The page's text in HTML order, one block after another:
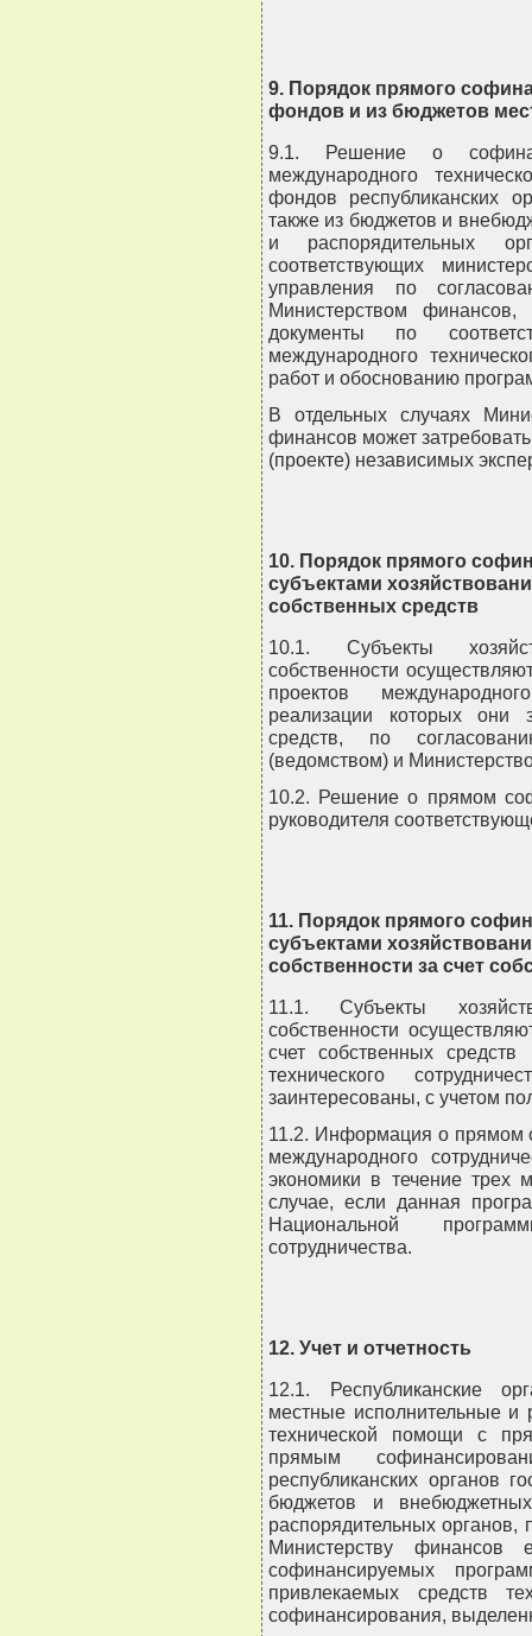
9. Порядок прямого
фондов и из бюджетов
9.1. Решение о
международного
фондов республиканских
также из бюджетов и
и распорядительных
соответствующих
управления по
Министерством
документы по
международного
работ и обоснованию
В отдельных случаях
финансов может
(проекте) независимых
10. Порядок прямого
субъектами
собственных средств
10.1. Субъекты
собственности
проектов
реализации которых они
средств, по
(ведомством) и
10.2. Решение о прямом
руководителя
11. Порядок прямого
субъектами
собственности за счет
11.1. Субъекты
собственности
счет собственных
технического
заинтересованы, с учетом
11.2. Информация о прямом
международного
экономики в течение трех
случае, если данная
Национальной
сотрудничества.
12. Учет и отчетность
12.1. Республиканские
местные исполнительные и
технической помощи с
прямым
республиканских органов
бюджетов и
распорядительных органов,
Министерству финансов
софинансируемых
привлекаемых средств
софинансирования,